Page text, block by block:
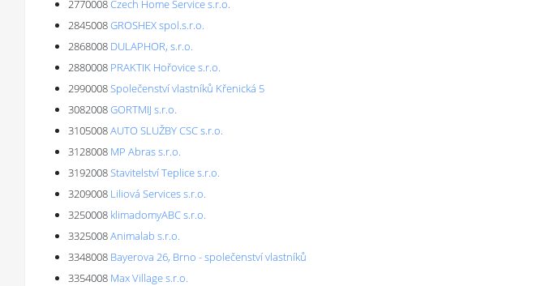
2770008Czech Home Service s.r.o.
2845008GROSHEX spol.s.r.o.
2868008 DULAPHOR, s.r.o.
2880008 PRAKTIK Hořovice s.r.o.
2990008Společenství vlastníků Křenická 5
3082008GORTMIJ s.r.o.
3105008AUTO SLUŽBY CSC s.r.o.
3128008 MP Abras s.r.o.
3192008Stavitelství Teplice s.r.o.
3209008 Liliová Services s.r.o.
3250008 klimadomyABC s.r.o.
3325008Animalab s.r.o.
3348008 Bayerova 26, Brno - společenství vlastníků
3354008 Max Village s.r.o.